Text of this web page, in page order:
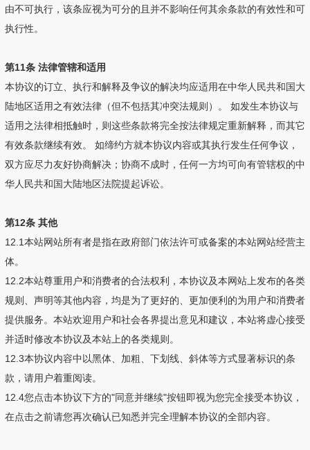
由不可执行，该条应视为可分的且并不影响任何其余条款的有效性和可
执行性。
第11条 法律管辖和适用
本协议的订立、执行和解释及争议的解决均应适用在中华人民共和国大
陆地区适用之有效法律（但不包括其冲突法规则）。 如发生本协议与
适用之法律相抵触时，则这些条款将完全按法律规定重新解释，而其它
有效条款继续有效。 如缔约方就本协议内容或其执行发生任何争议，
双方应尽力友好协商解决；协商不成时，任何一方均可向有管辖权的中
华人民共和国大陆地区法院提起诉讼。
第12条 其他
12.1本站网站所有者是指在政府部门依法许可或备案的本站网站经营主
体。
12.2本站尊重用户和消费者的合法权利，本协议及本网站上发布的各类
规则、声明等其他内容，均是为了更好的、更加便利的为用户和消费者
提供服务。本站欢迎用户和社会各界提出意见和建议，本站将虚心接受
并适时修改本协议及本站上的各类规则。
12.3本协议内容中以黑体、加粗、下划线、斜体等方式显著标识的条
款，请用户着重阅读。
12.4您点击本协议下方的"同意并继续"按钮即视为您完全接受本协议，
在点击之前请您再次确认已知悉并完全理解本协议的全部内容。